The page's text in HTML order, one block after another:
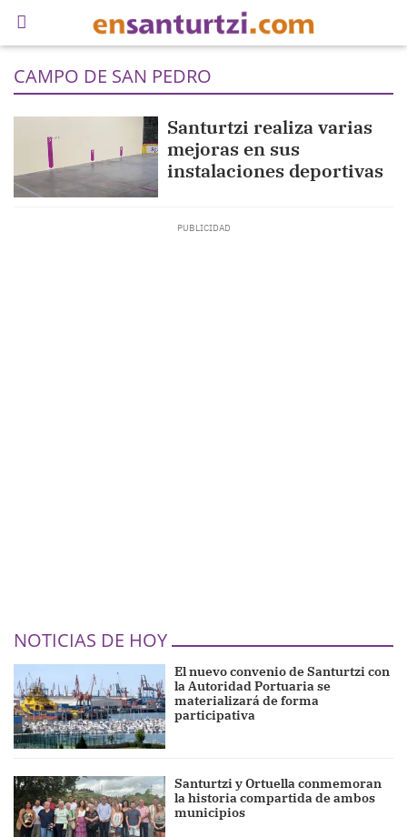
CAMPO DE SAN PEDRO
Santurtzi realiza varias
mejoras en sus
instalaciones deportivas
NOTICIAS DE HOY
El nuevo convenio de Santurtzi con
la Autoridad Portuaria se
materializará de forma
participativa
Santurtzi y Ortuella conmemoran
la historia compartida de ambos
municipios